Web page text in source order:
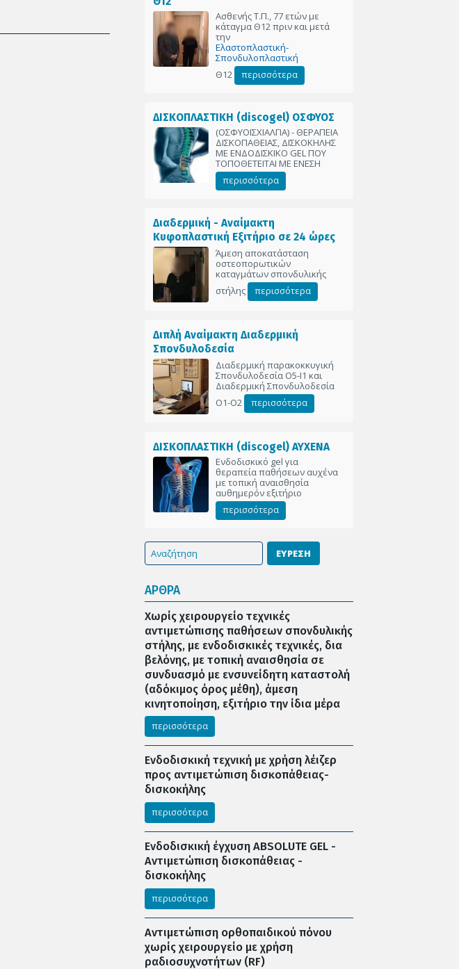
Ασθενής Τ.Π., 77 ετών με
κάταγμα Θ12 πριν και μετά
την
Ελαστοπλαστική-
Σπονδυλοπλαστική
Θ12
περισσότερα
ΔΙΣΚΟΠΛΑΣΤΙΚΗ (discogel) ΟΣΦΥΟΣ
(ΟΣΦΥΟΙΣΧΙΑΛΓΙΑ) - ΘΕΡΑΠΕΙΑ
ΔΙΣΚΟΠΑΘΕΙΑΣ, ΔΙΣΚΟΚΗΛΗΣ
ΜΕ ΕΝΔΟΔΙΣΚΙΚΟ GEL ΠΟΥ
ΤΟΠΟΘΕΤΕΙΤΑΙ ΜΕ ΕΝΕΣΗ
περισσότερα
Διαδερμική - Αναίμακτη
Κυφοπλαστική Εξιτήριο σε 24 ώρες
Άμεση αποκατάσταση
οστεοπορωτικών
καταγμάτων σπονδυλικής
στήλης
περισσότερα
Διπλή Αναίμακτη Διαδερμική
Σπονδυλοδεσία
Διαδερμική παρακοκκυγική
Σπονδυλοδεσία Ο5-Ι1 και
Διαδερμική Σπονδυλοδεσία
Ο1-Ο2
περισσότερα
ΔΙΣΚΟΠΛΑΣΤΙΚΗ (discogel) ΑΥΧΕΝΑ
Ενδοδισκικό gel για
θεραπεία παθήσεων αυχένα
με τοπική αναισθησία
αυθημερόν εξιτήριο
περισσότερα
ΕΥΡΕΣΗ
ΑΡΘΡΑ
Χωρίς χειρουργείο τεχνικές
αντιμετώπισης παθήσεων σπονδυλικής
στήλης, με ενδοδισκικές τεχνικές, δια
βελόνης, με τοπική αναισθησία σε
συνδυασμό με ενσυνείδητη καταστολή
(αδόκιμος όρος μέθη), άμεση
κινητοποίηση, εξιτήριο την ίδια μέρα
περισσότερα
Ενδοδισκική τεχνική με χρήση λέιζερ
προς αντιμετώπιση δισκοπάθειας-
δισκοκήλης
περισσότερα
Ενδοδισκική έγχυση ABSOLUTE GEL -
Αντιμετώπιση δισκοπάθειας -
δισκοκήλης
περισσότερα
Αντιμετώπιση ορθοπαιδικού πόνου
χωρίς χειρουργείο με χρήση
ραδιοσυχνοτήτων (RF)